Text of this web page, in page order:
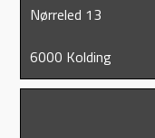
Nørreled 13
6000 Kolding